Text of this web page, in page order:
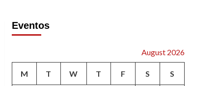
Eventos
August 2026
M T W T F S S